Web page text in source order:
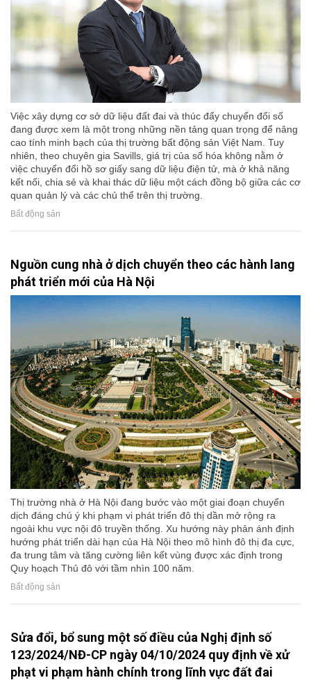
Việc xây dựng cơ sở dữ liệu đất đai và thúc đẩy chuyển đổi số
đang được xem là một trong những nền tảng quan trọng để nâng
cao tính minh bạch của thị trường bất động sản Việt Nam. Tuy
nhiên, theo chuyên gia Savills, giá trị của số hóa không nằm ở
việc chuyển đổi hồ sơ giấy sang dữ liệu điện tử, mà ở khả năng
kết nối, chia sẻ và khai thác dữ liệu một cách đồng bộ giữa các cơ
quan quản lý và các chủ thể trên thị trường.
Bất động sản
Nguồn cung nhà ở dịch chuyển theo các hành lang
phát triển mới của Hà Nội
Thị trường nhà ở Hà Nội đang bước vào một giai đoạn chuyển
dịch đáng chú ý khi phạm vi phát triển đô thị dần mở rộng ra
ngoài khu vực nội đô truyền thống. Xu hướng này phản ánh định
hướng phát triển dài hạn của Hà Nội theo mô hình đô thị đa cực,
đa trung tâm và tăng cường liên kết vùng được xác định trong
Quy hoạch Thủ đô với tầm nhìn 100 năm.
Bất động sản
Sửa đổi, bổ sung một số điều của Nghị định số
123/2024/NĐ-CP ngày 04/10/2024 quy định về xử
phạt vi phạm hành chính trong lĩnh vực đất đai